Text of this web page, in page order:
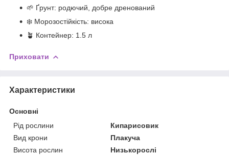
🌱 Ґрунт: родючий, добре дренований
❄️ Морозостійкість: висока
🪴 Контейнер: 1.5 л
Приховати
Характеристики
Основні
Рід рослини
Кипарисовик
Вид крони
Плакуча
Висота рослин
Низькорослі